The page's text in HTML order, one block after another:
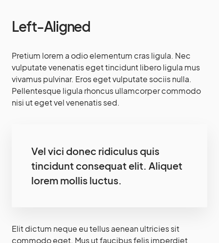
Left-Aligned
Pretium lorem a odio elementum cras ligula. Nec
vulputate venenatis eget tincidunt libero ligula mus
vivamus pulvinar. Eros eget vulputate sociis nulla.
Pellentesque ligula rhoncus ullamcorper commodo
nisi ut eget vel venenatis sed.
Vel vici donec ridiculus quis
tincidunt consequat elit. Aliquet
lorem mollis luctus.
Elit dictum neque eu tellus aenean ultricies sit
commodo eget. Mus ut faucibus felis imperdiet